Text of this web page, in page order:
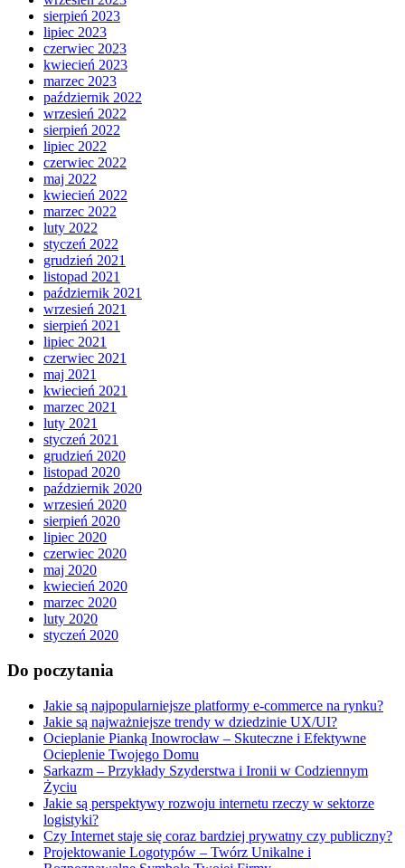
sierpień 2023
lipiec 2023
czerwiec 2023
kwiecień 2023
marzec 2023
październik 2022
wrzesień 2022
sierpień 2022
lipiec 2022
czerwiec 2022
maj 2022
kwiecień 2022
marzec 2022
luty 2022
styczeń 2022
grudzień 2021
listopad 2021
październik 2021
wrzesień 2021
sierpień 2021
lipiec 2021
czerwiec 2021
maj 2021
kwiecień 2021
marzec 2021
luty 2021
styczeń 2021
grudzień 2020
listopad 2020
październik 2020
wrzesień 2020
sierpień 2020
lipiec 2020
czerwiec 2020
maj 2020
kwiecień 2020
marzec 2020
luty 2020
styczeń 2020
Do poczytania
Jakie są najpopularniejsze platformy e-commerce na rynku?
Jakie są najważniejsze trendy w dziedzinie UX/UI?
Ocieplanie Pianką Inowrocław – Skuteczne i Efektywne
Ocieplenie Twojego Domu
Sarkazm – Przykłady Szyderstwa i Ironii w Codziennym
Życiu
Jakie są perspektywy rozwoju internetu rzeczy w sektorze
logistyki?
Czy Internet staje się coraz bardziej prywatny czy publiczny?
Projektowanie Logotypów – Twórz Unikalne i